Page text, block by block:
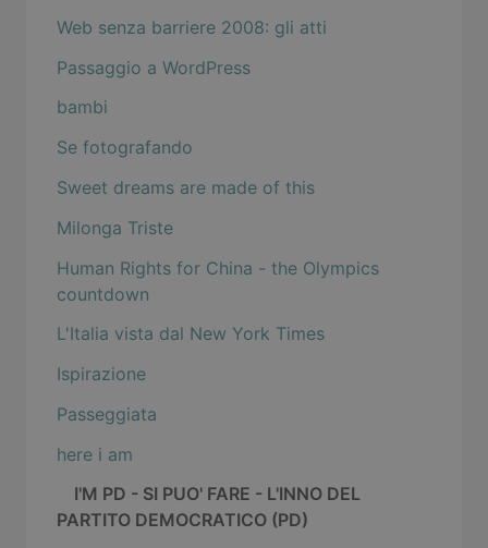
Web senza barriere 2008: gli atti
Passaggio a WordPress
bambi
Se fotografando
Sweet dreams are made of this
Milonga Triste
Human Rights for China - the Olympics
countdown
L'Italia vista dal New York Times
Ispirazione
Passeggiata
here i am
I'M PD - SI PUO' FARE - L'INNO DEL
PARTITO DEMOCRATICO (PD)